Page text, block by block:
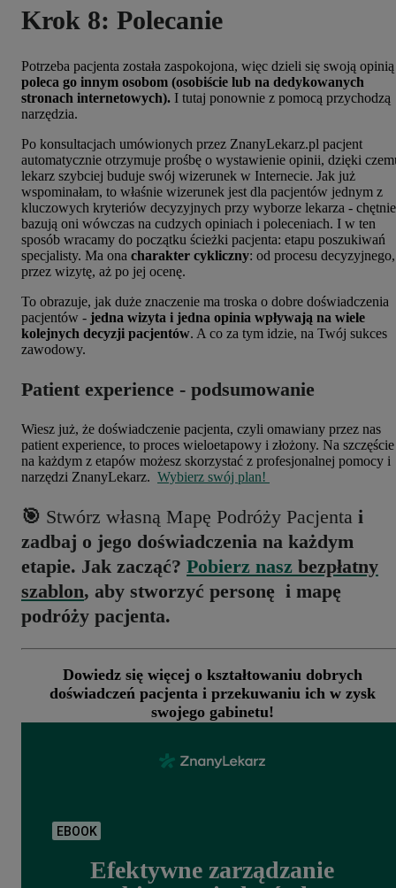
Krok 8: Polecanie
Potrzeba pacjenta została zaspokojona, więc dzieli się swoją opinią
poleca go innym osobom (osobiście lub na dedykowanych
stronach internetowych). I tutaj ponownie z pomocą przychodzą
narzędzia.
Po konsultacjach umówionych przez ZnanyLekarz.pl pacjent
automatycznie otrzymuje prośbę o wystawienie opinii, dzięki
lekarz szybciej buduje swój wizerunek w Internecie. Jak już
wspominałam, to właśnie wizerunek jest dla pacjentów jednym z
kluczowych kryteriów decyzyjnych przy wyborze lekarza - chętnie
bazują oni wówczas na cudzych opiniach i poleceniach. I w ten
sposób wracamy do początku ścieżki pacjenta: etapu poszukiwań
specjalisty. Ma ona charakter cykliczny: od procesu decyzyjnego,
przez wizytę, aż po jej ocenę.
To obrazuje, jak duże znaczenie ma troska o dobre doświadczenia
pacjentów - jedna wizyta i jedna opinia wpływają na wiele
kolejnych decyzji pacjentów. A co za tym idzie, na Twój sukces
zawodowy.
Patient experience - podsumowanie
Wiesz już, że doświadczenie pacjenta, czyli omawiany przez nas
patient experience, to proces wieloetapowy i złożony. Na szczęście
na każdym z etapów możesz skorzystać z profesjonalnej pomocy i
narzędzi ZnanyLekarz. Wybierz swój plan!
🎯 Stwórz własną Mapę Podróży Pacjenta i
zadbaj o jego doświadczenia na każdym
etapie. Jak zacząć? Pobierz nasz bezpłatny
szablon, aby stworzyć personę i mapę
podróży pacjenta.
Dowiedz się więcej o kształtowaniu dobrych
doświadczeń pacjenta i przekuwaniu ich w zysk
swojego gabinetu!
EBOOK
Efektywne zarządzanie